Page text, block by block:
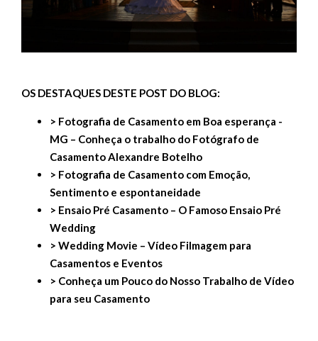
OS DESTAQUES DESTE POST DO BLOG:
> Fotografia de Casamento em Boa esperança -
MG – Conheça o trabalho do Fotógrafo de
Casamento Alexandre Botelho
> Fotografia de Casamento com Emoção,
Sentimento e espontaneidade
> Ensaio Pré Casamento – O Famoso Ensaio Pré
Wedding
> Wedding Movie – Vídeo Filmagem para
Casamentos e Eventos
> Conheça um Pouco do Nosso Trabalho de Vídeo
para seu Casamento